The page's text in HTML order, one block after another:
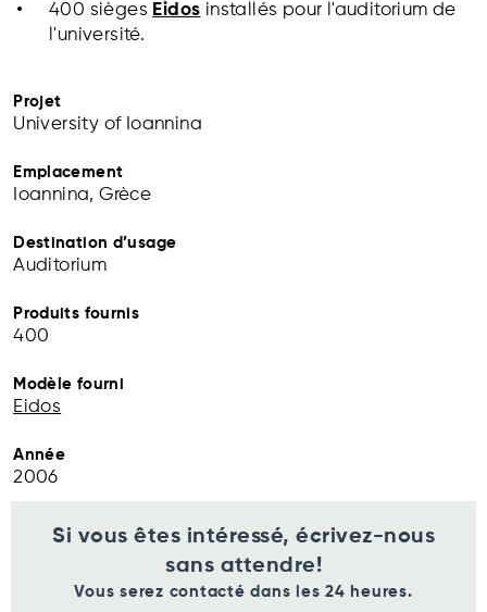
400 sièges Eidos installés pour l'auditorium de
l'université.
Projet
University of Ioannina
Emplacement
Ioannina, Grèce
Destination d’usage
Auditorium
Produits fournis
400
Modèle fourni
Eidos
Année
2006
Si vous êtes intéressé, écrivez-nous
sans attendre!
Vous serez contacté dans les 24 heures.